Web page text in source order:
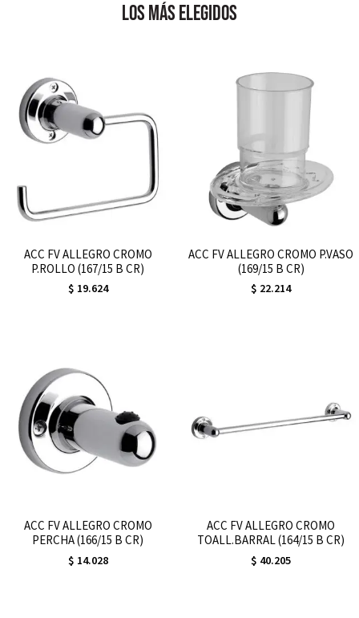
los más elegidos
ACC FV ALLEGRO CROMO
P.ROLLO (167/15 B CR)
$ 19.624
ACC FV ALLEGRO CROMO P.VASO
(169/15 B CR)
$ 22.214
ACC FV ALLEGRO CROMO
PERCHA (166/15 B CR)
$ 14.028
ACC FV ALLEGRO CROMO
TOALL.BARRAL (164/15 B CR)
$ 40.205